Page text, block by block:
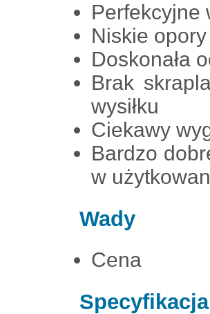
Perfekcyjne
Niskie
Doskonała
Brak
wysiłku
Ciekawy
Bardzo
w
Wady
Cena
Specyfikacja